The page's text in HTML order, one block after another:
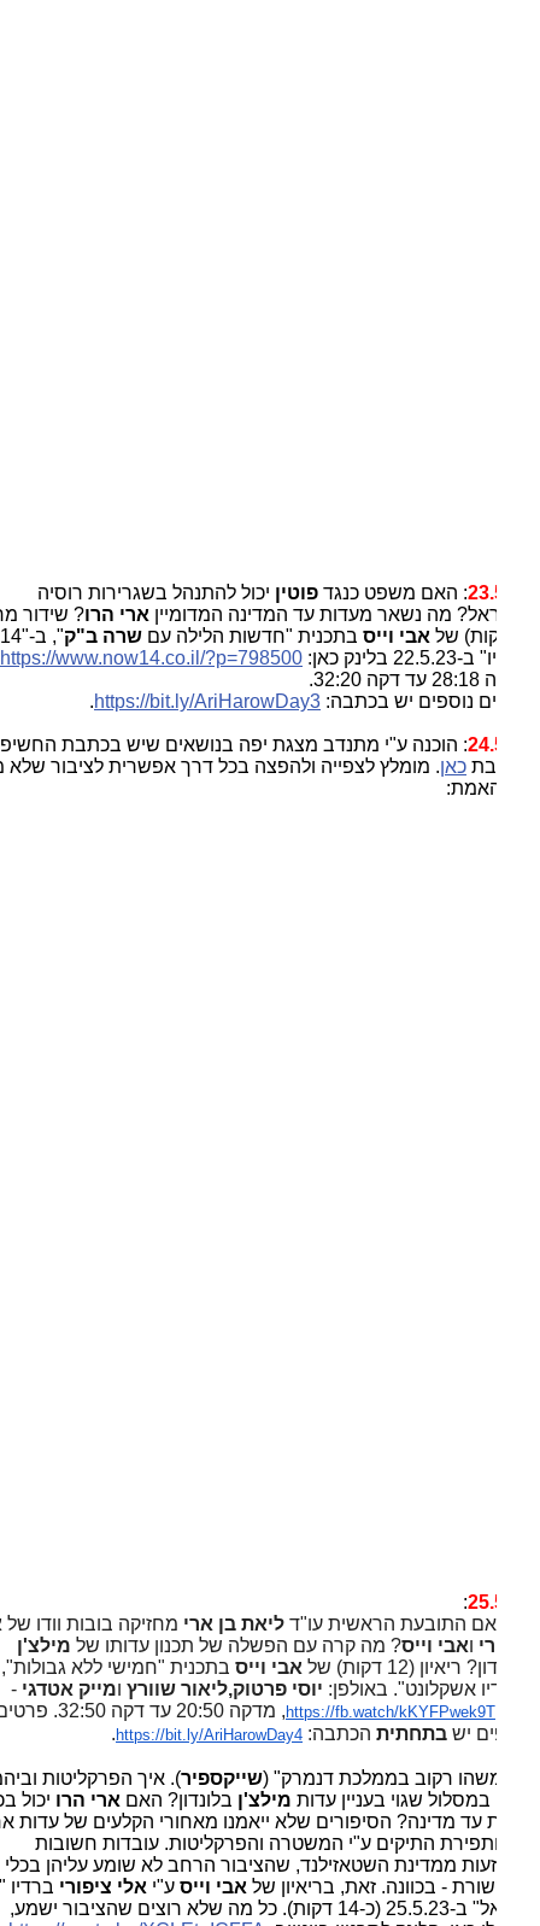
: האם משפט כנגד פוטיןיכול להתנהל בשגרירות רוסיה
מה נשאר מעדות עד המדינה המדומייןארי הרו? שידור מרתק
אבי וייסבתכנית "חדשות הלילה עםשרה ב"ק
", ב-"14
https://www.now14.co.il/?p=798500
,
נוספים יש בכתבה:https://bit.ly/AriHarowDay3
.
: הוכנה ע"י מתנדב מצגת יפה בנושאים שיש בכתבת החשיפה
כאן. מומלץ לצפייה ולהפצה בכל דרך אפשרית לציבור שלא מכיר
התובעת הראשית עו"ד ליאת בן ארימחזיקה בובות וודו שלאלי
אבי וייס? מה קרה עם הפשלה של תכנון עדותו שלמילצ'ן
ריאיון (12 דקות) של
אבי וייסבתכנית "חמישי ללא גבולות",
אשקלונט". באולפן:יוסי פרטוק,ליאור שוורץומייק אטדגי-
https://fb.watch/kKYFPwek9T
, מדקה 20:50 עד דקה 32:50. פרטים
ישבתחתיתהכתבה:https://bit.ly/AriHarowDay4
.
רקוב בממלכת דנמרק" (שייקספיר). איך הפרקליטות וביהמ"ש
במסלול שגוי בעניין עדותמילצ'ןבלונדון? האם ארי הרויכול בכלל
עד מדינה? הסיפורים שלא ייאמנו מאחורי הקלעים של עדות ארי
התיקים ע"י המשטרה והפרקליטות. עובדות חשובות
ממדינת השטאזילנד, שהציבור הרחב לא שומע עליהן בכלי
- בכוונה. זאת, בריאיון שלאבי וייסע"יאלי ציפוריברדיו "גלי
ישראל" ב-25.5.23 (כ-14 דקות). כל מה שלא רוצים שהציבור ישמע,